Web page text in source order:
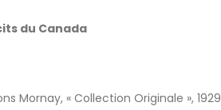
du Canada
Mornay, « Collection Originale », 1929